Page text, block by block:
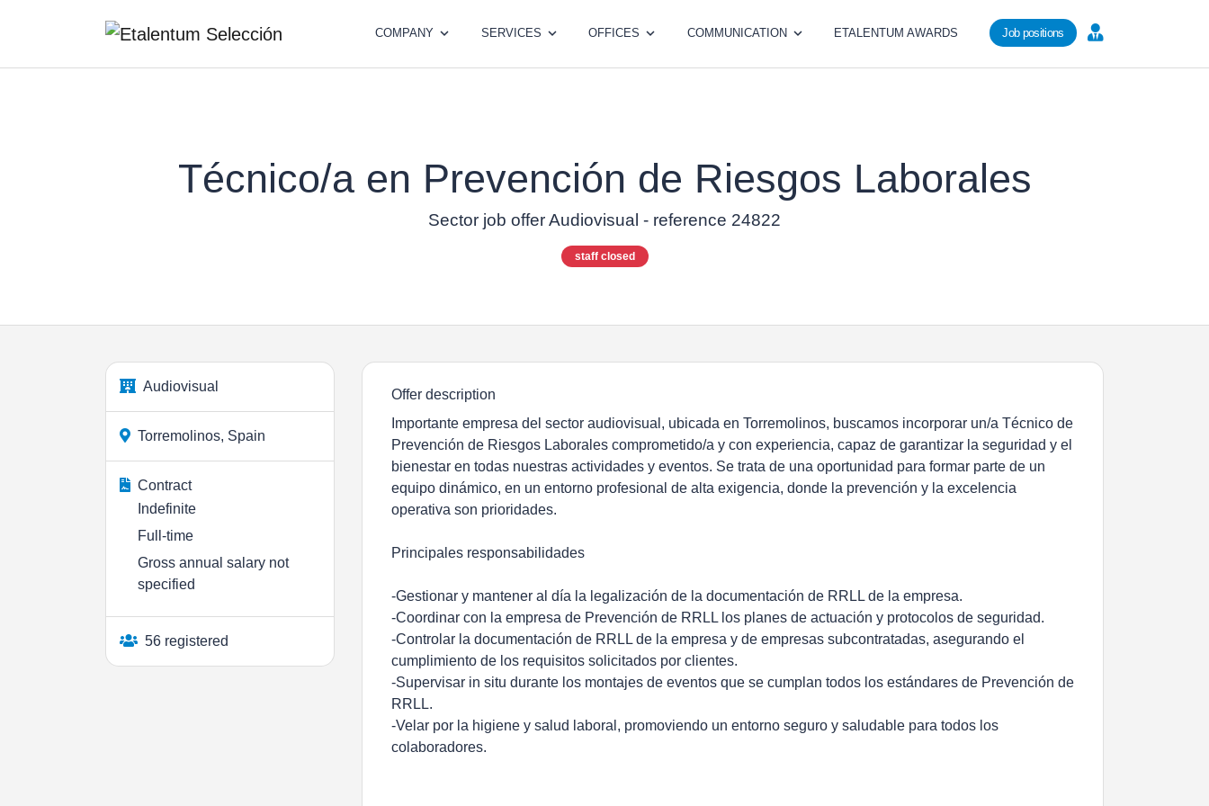
COMPANY SERVICES OFFICES COMMUNICATION ETALENTUM AWARDS Job positions
Técnico/a en Prevención de Riesgos Laborales
Sector job offer Audiovisual - reference 24822
staff closed
Audiovisual
Torremolinos, Spain
Contract
Indefinite
Full-time
Gross annual salary not
specified
56 registered
Offer description
Importante empresa del sector audiovisual, ubicada en Torremolinos, buscamos incorporar un/a Técnico de
Prevención de Riesgos Laborales comprometido/a y con experiencia, capaz de garantizar la seguridad y el
bienestar en todas nuestras actividades y eventos. Se trata de una oportunidad para formar parte de un
equipo dinámico, en un entorno profesional de alta exigencia, donde la prevención y la excelencia
operativa son prioridades.
Principales responsabilidades
-Gestionar y mantener al día la legalización de la documentación de RRLL de la empresa.
-Coordinar con la empresa de Prevención de RRLL los planes de actuación y protocolos de seguridad.
-Controlar la documentación de RRLL de la empresa y de empresas subcontratadas, asegurando el
cumplimiento de los requisitos solicitados por clientes.
-Supervisar in situ durante los montajes de eventos que se cumplan todos los estándares de Prevención de
RRLL.
-Velar por la higiene y salud laboral, promoviendo un entorno seguro y saludable para todos los
colaboradores.